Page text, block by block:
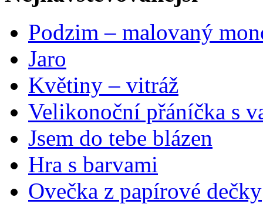
Podzim – malovaný
Jaro
Květiny – vitráž
Velikonoční přáníčka s
Jsem do tebe blázen
Hra s barvami
Ovečka z papírové dečky